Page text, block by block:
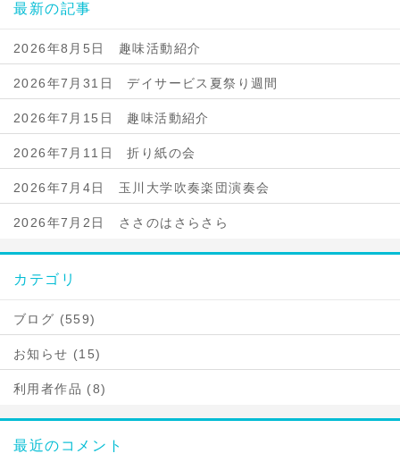
最新の記事
2026年8月5日 趣味活動紹介
2026年7月31日 デイサービス夏祭り週間
2026年7月15日 趣味活動紹介
2026年7月11日 折り紙の会
2026年7月4日 玉川大学吹奏楽団演奏会
2026年7月2日 ささのはさらさら
カテゴリ
ブログ (559)
お知らせ (15)
利用者作品 (8)
最近のコメント